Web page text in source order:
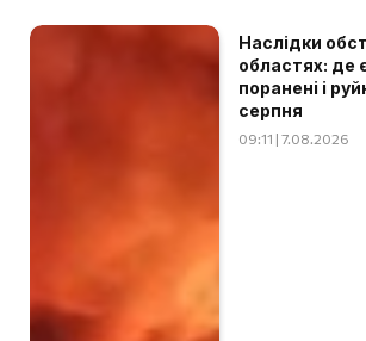
Наслідки
областях: де є
поранені і
серпня
09:11 | 7.08.2026